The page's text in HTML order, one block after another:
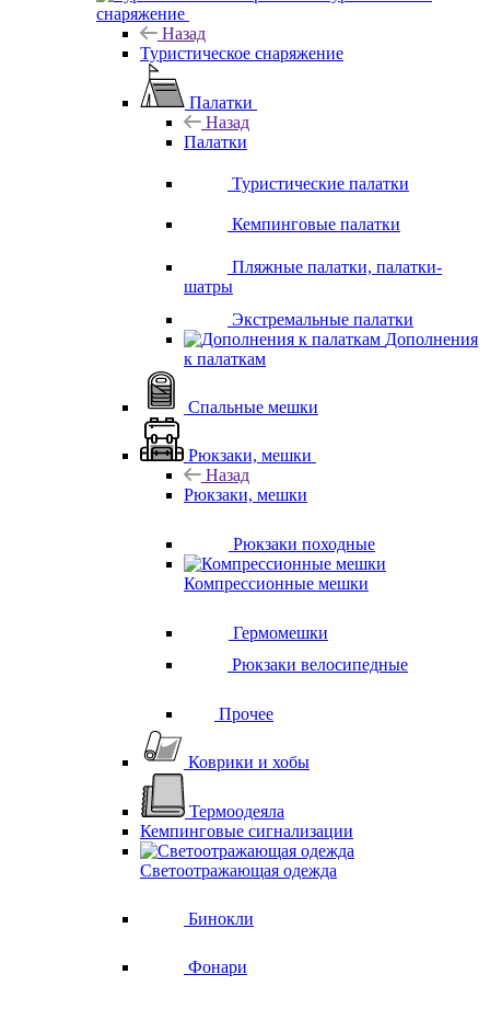
снаряжение
Назад
Туристическое снаряжение
Палатки
Назад
Палатки
Туристические палатки
Кемпинговые палатки
Пляжные палатки, палатки-
шатры
Экстремальные палатки
Дополнения
к палаткам
Спальные мешки
Рюкзаки, мешки
Назад
Рюкзаки, мешки
Рюкзаки походные
Компрессионные мешки
Гермомешки
Рюкзаки велосипедные
Прочее
Коврики и хобы
Термоодеяла
Кемпинговые сигнализации
Светоотражающая одежда
Бинокли
Фонари